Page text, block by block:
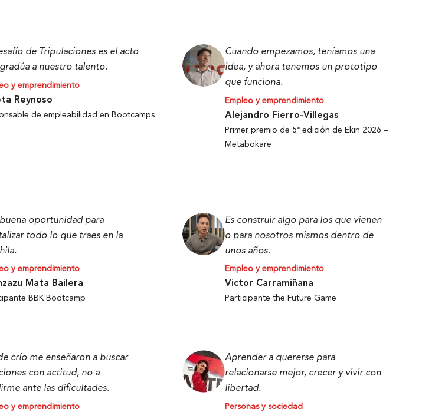
de Tripulaciones es el acto
a nuestro talento.
y emprendimiento
Reynoso
de empleabilidad en Bootcamps
Cuando empezamos, teníamos una
idea, y ahora tenemos un prototipo
que funciona.
Empleo y emprendimiento
Alejandro Fierro-Villegas
Primer premio de 5ª edición de Ekin 2026 –
Metabokare
buena oportunidad para
todo lo que traes en la
y emprendimiento
Mata Bailera
BBK Bootcamp
Es construir algo para los que vienen
o para nosotros mismos dentro de
unos años.
Empleo y emprendimiento
Victor Carramiñana
Participante the Future Game
crío me enseñaron a buscar
con actitud, no a
ante las dificultades.
y emprendimiento
Aprender a quererse para
relacionarse mejor, crecer y vivir con
libertad.
Personas y sociedad